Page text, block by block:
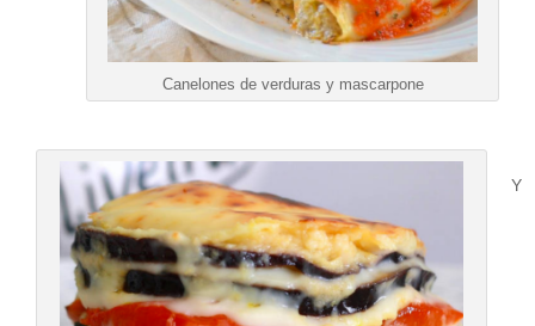
Canelones de verduras y mascarpone
Y